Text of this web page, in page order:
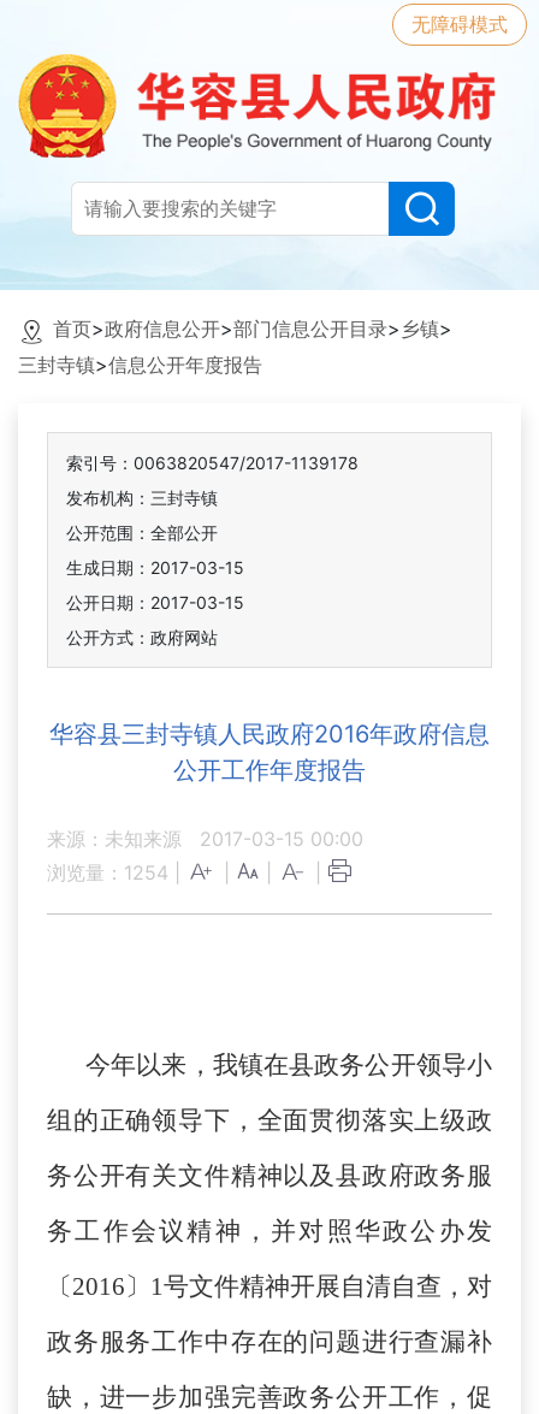
无障碍模式
首页>政府信息公开>部门信息公开目录> 乡镇>
三封寺镇>信息公开年度报告
索引号：0063820547/2017-1139178
发布机构：三封寺镇
公开范围：全部公开
生成日期：2017-03-15
公开日期：2017-03-15
公开方式：政府网站
华容县三封寺镇人民政府2016年政府信息
公开工作年度报告
来源：未知来源
2017-03-15 00:00
浏览量： 1254
今年以来，我镇在县政务公开领导小
组的正确领导下，全面贯彻落实上级政
务公开有关文件精神以及县政府政务服
务工作会议精神，并对照华政公办发
〔2016〕1号文件精神开展自清自查，对
政务服务工作中存在的问题进行查漏补
缺，进一步加强完善政务公开工作，促